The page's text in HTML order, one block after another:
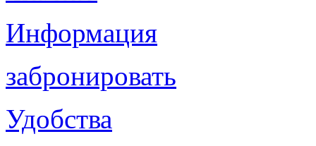
Информация
забронировать
Удобства